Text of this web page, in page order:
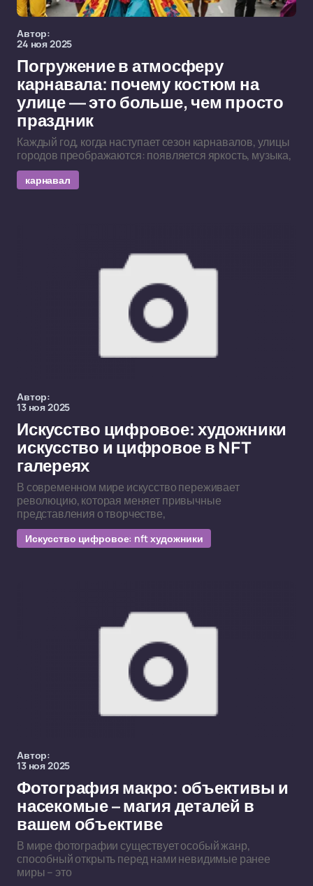
Автор:
24 ноя 2025
Погружение в атмосферу
карнавала: почему костюм на
улице — это больше, чем просто
праздник
Каждый год, когда наступает сезон карнавалов, улицы
городов преображаются: появляется яркость, музыка,
карнавал
Автор:
13 ноя 2025
Искусство цифровое: художники
искусство и цифровое в NFT
галереях
В современном мире искусство переживает
революцию, которая меняет привычные
представления о творчестве,
Искусство цифровое: nft художники
Автор:
13 ноя 2025
Фотография макро: объективы и
насекомые – магия деталей в
вашем объективе
В мире фотографии существует особый жанр,
способный открыть перед нами невидимые ранее
миры – это